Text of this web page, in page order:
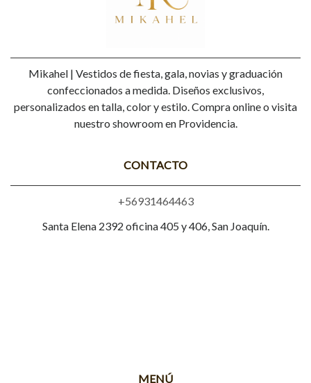
Mikahel | Vestidos de fiesta, gala, novias y graduación
confeccionados a medida. Diseños exclusivos,
personalizados en talla, color y estilo. Compra online o visita
nuestro showroom en Providencia.
CONTACTO
+56931464463
Santa Elena 2392 oficina 405 y 406, San Joaquín.
MENÚ